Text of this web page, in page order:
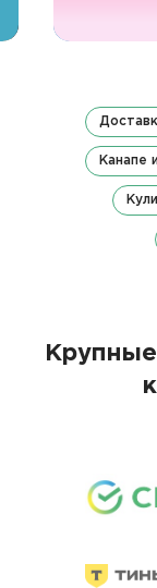
Канапе